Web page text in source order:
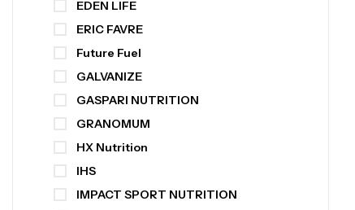
EDEN LIFE
ERIC FAVRE
Future Fuel
GALVANIZE
GASPARI NUTRITION
GRANOMUM
HX Nutrition
IHS
IMPACT SPORT NUTRITION